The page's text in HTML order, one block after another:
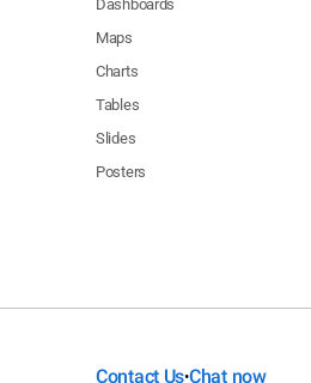
Dashboards
Maps
Charts
Tables
Slides
Posters
Contact Us•Chat now